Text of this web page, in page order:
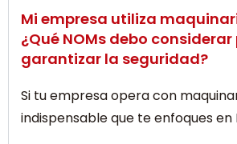
Mi empresa utiliza
¿Qué NOMs debo
garantizar la seguridad?
Si tu empresa opera con
indispensable que te enfoques en